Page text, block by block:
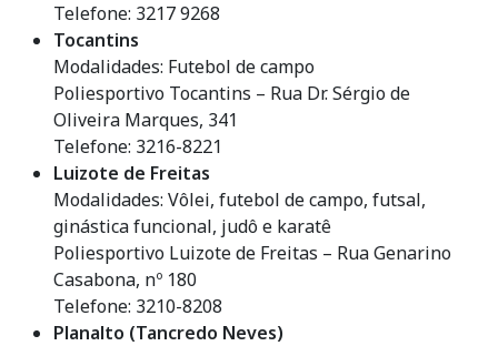
Telefone: 3217 9268
Tocantins
Modalidades: Futebol de campo
Poliesportivo Tocantins – Rua Dr. Sérgio de
Oliveira Marques, 341
Telefone: 3216-8221
Luizote de Freitas
Modalidades: Vôlei, futebol de campo, futsal,
ginástica funcional, judô e karatê
Poliesportivo Luizote de Freitas – Rua Genarino
Casabona, nº 180
Telefone: 3210-8208
Planalto (Tancredo Neves)